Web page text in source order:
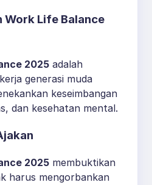
Work Life Balance
2025 adalah
generasi muda
keseimbangan
dan kesehatan mental.
2025 membuktikan
harus mengorbankan